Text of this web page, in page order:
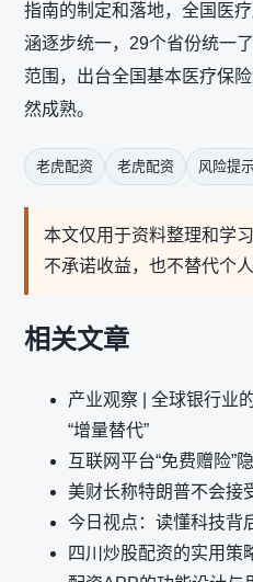
指南的制定和落地，全国医
涵逐步统一，29个省份统一
范围，出台全国基本医疗保
然成熟。
老虎配资 老虎配资 风险提
本文仅用于资料整理和学
不承诺收益，也不替代个人
相关文章
产业观察 | 全球银行业
“增量替代”
互联网平台“免费赠险”
美财长称特朗普不会接
今日视点：读懂科技背
四川炒股配资的实用策